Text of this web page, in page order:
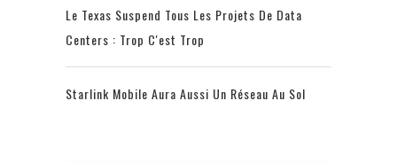
Le Texas Suspend Tous Les Projets De Data
Centers : Trop C'est Trop
Starlink Mobile Aura Aussi Un Réseau Au Sol